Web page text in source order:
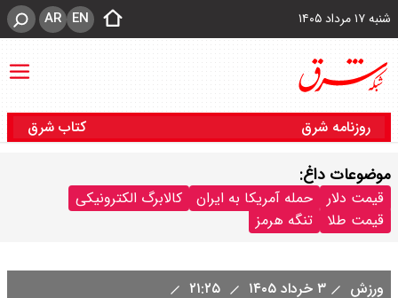
شنبه ۱۷ مرداد ۱۴۰۵ EN
AR
روزنامه شرق کتاب شرق
موضوعات داغ:
قیمت دلار حمله آمریکا به ایران
کالابرگ الکترونیکی
قیمت طلا
تنگه هرمز
ورزش ۳ خرداد ۱۴۰۵